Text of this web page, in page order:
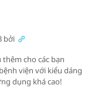
bởi
cho các bạn
viện với kiểu dáng
dụng khá cao!